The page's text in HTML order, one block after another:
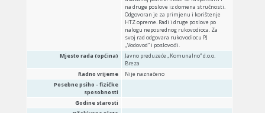
na druge poslove iz domena stručnosti.
Odgovoran je za primjenu i korištenje
HTZ opreme. Radi i druge poslove po
nalogu neposrednog rukovodioca. Za
svoj rad odgovara rukovodiocu PJ
„Vodovod” i poslovođi.
Mjesto rada (općina)
Javno preduzeće „Komunalno” d.o.o.
Breza
Radno vrijeme
Nije naznačeno
Posebne psiho - fizičke
sposobnosti
Godine starosti